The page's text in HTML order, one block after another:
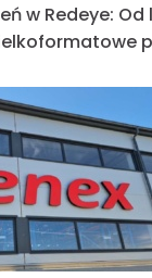
w Redeye: Od